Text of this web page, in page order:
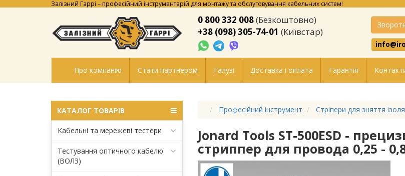
Залізний Гаррі – професійний інструментарій для монтажу та обслуговування кабельних систем!
0 800 332 008(Безкоштовно)
+38 (098) 305-74-01 (Київстар)
Про компанію Стати партнером Галузі Доставка і оплата Гарантія
КАТАЛОГ ТОВАРІВ
Кабельні та мережеві тестери
Тестування оптичного кабелю
(ВОЛЗ)
Професійний інструмент Стріпери для зняття
Jonard Tools ST-500ESD -
стриппер для провода 0,25 -